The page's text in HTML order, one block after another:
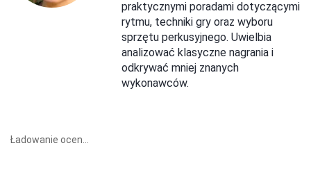
praktycznymi poradami dotyczącymi
rytmu, techniki gry oraz wyboru
sprzętu perkusyjnego. Uwielbia
analizować klasyczne nagrania i
odkrywać mniej znanych
wykonawców.
Ładowanie ocen...